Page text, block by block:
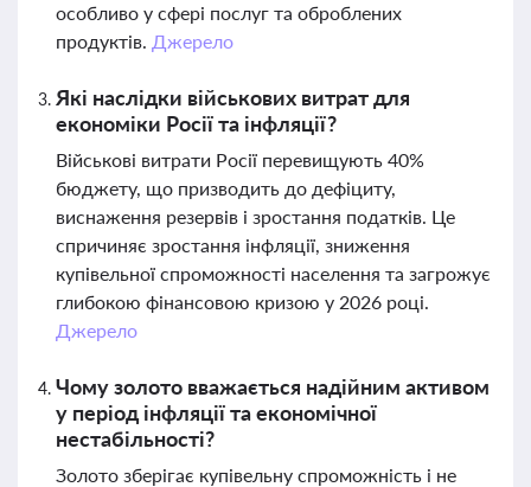
особливо у сфері послуг та оброблених
продуктів. Джерело
Які наслідки військових витрат для
економіки Росії та інфляції?
Військові витрати Росії перевищують 40%
бюджету, що призводить до дефіциту,
виснаження резервів і зростання податків. Це
спричиняє зростання інфляції, зниження
купівельної спроможності населення та загрожує
глибокою фінансовою кризою у 2026 році.
Джерело
Чому золото вважається надійним активом
у період інфляції та економічної
нестабільності?
Золото зберігає купівельну спроможність і не